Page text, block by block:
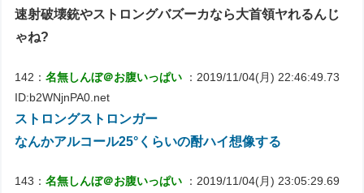
速射破壊銃やストロングバズーカなら大首領ヤれるんじ
ゃね?
142：名無しんぼ＠お腹いっぱい
：2019/11/04(月) 22:46:49.73
ID:b2WNjnPA0.net
ストロングストロンガー
なんかアルコール25°くらいの酎ハイ想像する
143：名無しんぼ＠お腹いっぱい
：2019/11/04(月) 23:05:29.69